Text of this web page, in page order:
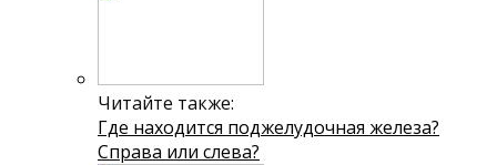
Читайте также:
Где находится поджелудочная железа?
Справа или слева?